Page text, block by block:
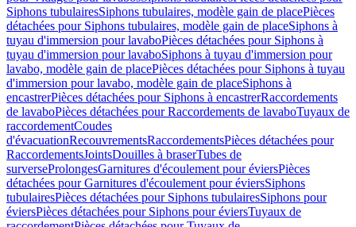
Siphons tubulairesSiphons tubulaires, modèle gain de placePièces
détachées pour Siphons tubulaires, modèle gain de placeSiphons à
tuyau d'immersion pour lavaboPièces détachées pour Siphons à
tuyau d'immersion pour lavaboSiphons à tuyau d'immersion pour
lavabo, modèle gain de placePièces détachées pour Siphons à tuyau
d'immersion pour lavabo, modèle gain de placeSiphons à
encastrerPièces détachées pour Siphons à encastrerRaccordements
de lavaboPièces détachées pour Raccordements de lavaboTuyaux de
raccordementCoudes
d'évacuationRecouvrementsRaccordementsPièces détachées pour
RaccordementsJointsDouilles à braserTubes de
surverseProlongesGarnitures d'écoulement pour éviersPièces
détachées pour Garnitures d'écoulement pour éviersSiphons
tubulairesPièces détachées pour Siphons tubulairesSiphons pour
éviersPièces détachées pour Siphons pour éviersTuyaux de